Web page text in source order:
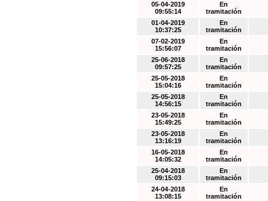
05-04-2019
09:55:14
En
tramitación
01-04-2019
10:37:25
En
tramitación
07-02-2019
15:56:07
En
tramitación
25-06-2018
09:57:25
En
tramitación
25-05-2018
15:04:16
En
tramitación
25-05-2018
14:56:15
En
tramitación
23-05-2018
15:49:25
En
tramitación
23-05-2018
13:16:19
En
tramitación
16-05-2018
14:05:32
En
tramitación
25-04-2018
09:15:03
En
tramitación
24-04-2018
13:08:15
En
tramitación